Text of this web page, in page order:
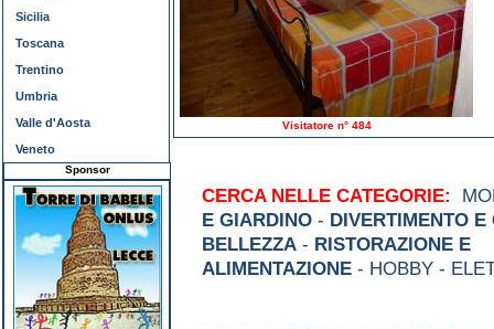
Visitatore n° 484
CERCA NELLE CATEGORIE:
E GIARDINO - DIVERTIMENTO E
BELLEZZA - RISTORAZIONE E
ALIMENTAZIONE - HOBBY -
Sicilia
Toscana
Trentino
Umbria
Valle d'Aosta
Veneto
Sponsor